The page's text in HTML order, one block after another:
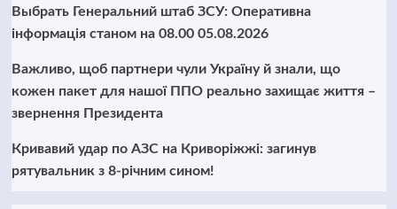
Выбрать Генеральний штаб ЗСУ: Оперативна
інформація станом на 08.00 05.08.2026
Важливо, щоб партнери чули Україну й знали, що
кожен пакет для нашої ППО реально захищає життя –
звернення Президента
Кривавий удар по АЗС на Криворіжжі: загинув
рятувальник з 8-річним сином!